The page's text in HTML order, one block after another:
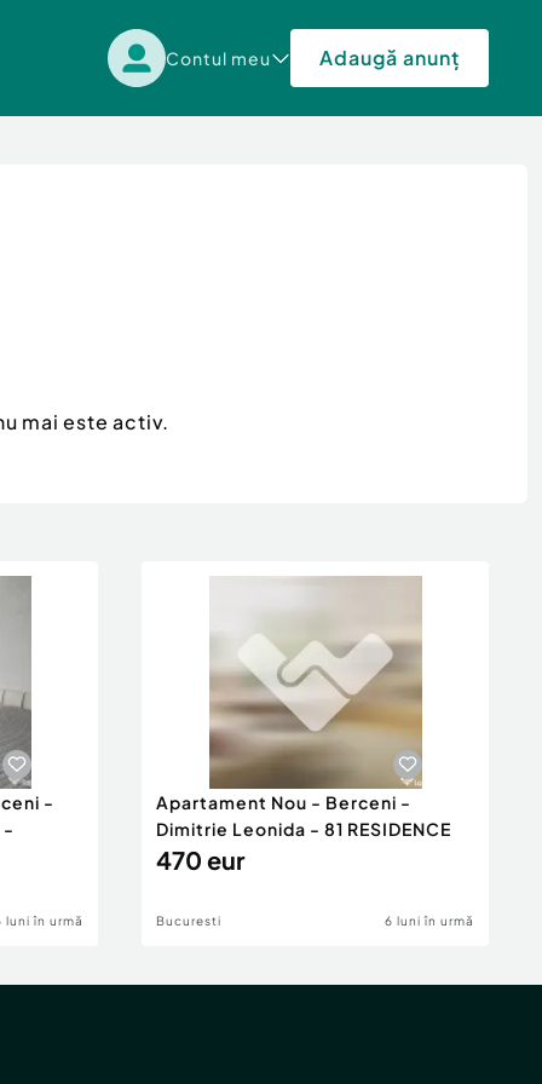
Contul meu Adaugă anunț
mai este activ.
-
-
luni în urmă
Apartament Nou - Berceni -
Dimitrie Leonida - 81 RESIDENCE
470 eur
Bucuresti 6 luni în urmă